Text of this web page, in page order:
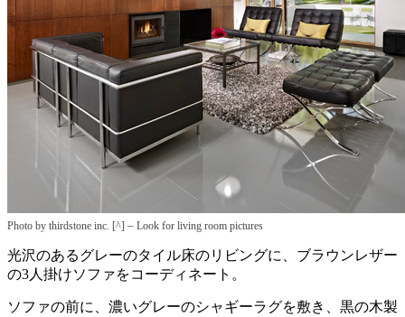
Photo by thirdstone inc. [^] – Look for living room pictures
光沢のあるグレーのタイル床のリビングに、ブラウンレザー
の3人掛けソファをコーディネート。
ソファの前に、濃いグレーのシャギーラグを敷き、黒の木製